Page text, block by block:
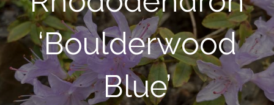
‘Boulderwood
Blue’